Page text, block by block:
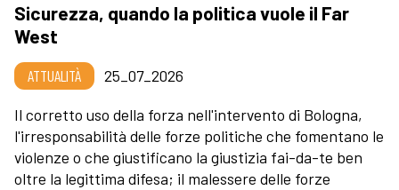
Sicurezza, quando la politica vuole il Far
West
ATTUALITÀ
25_07_2026
Il corretto uso della forza nell'intervento di Bologna,
l'irresponsabilità delle forze politiche che fomentano le
violenze o che giustificano la giustizia fai-da-te ben
oltre la legittima difesa; il malessere delle forze